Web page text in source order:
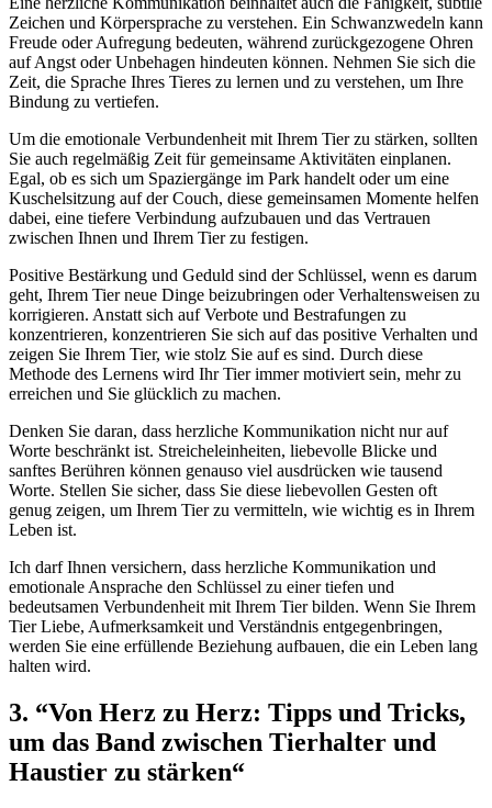
Zeichen und Körpersprache zu‌ verstehen. ​Ein⁢ Schwanzwedeln kann
Freude oder Aufregung bedeuten, während ⁣zurückgezogene Ohren
⁤auf ‌Angst oder ​Unbehagen hindeuten können. Nehmen Sie sich die
Zeit, die Sprache Ihres Tieres zu lernen und zu verstehen, um Ihre
Bindung zu‍ vertiefen.
Um‌ die emotionale Verbundenheit mit Ihrem Tier zu stärken, sollten
Sie auch regelmäßig Zeit für gemeinsame Aktivitäten einplanen.
‌Egal, ob es sich um Spaziergänge im ‍Park⁢ handelt oder um⁢ eine
Kuschelsitzung ⁣auf der Couch, ​diese gemeinsamen Momente helfen
dabei, eine tiefere Verbindung aufzubauen und das Vertrauen
zwischen Ihnen ⁢und ‌Ihrem Tier zu festigen.
Positive⁣ Bestärkung und Geduld sind der Schlüssel, wenn es darum
geht, Ihrem Tier neue Dinge beizubringen oder Verhaltensweisen zu⁤
korrigieren. Anstatt sich auf Verbote und Bestrafungen zu
konzentrieren, konzentrieren Sie sich auf das positive Verhalten und‍
zeigen Sie Ihrem‌ Tier, wie stolz Sie auf es sind. Durch diese
Methode‌ des‌ Lernens wird Ihr Tier immer motiviert sein, mehr⁣ zu⁢
erreichen und Sie ⁢glücklich zu machen.
Denken ‍Sie‌ daran, dass herzliche Kommunikation nicht nur auf
⁣Worte ‌beschränkt ist. Streicheleinheiten, liebevolle Blicke und
sanftes Berühren ⁢können ⁢genauso ‍viel ausdrücken wie tausend
⁢Worte.⁣ Stellen Sie ​sicher,⁣ dass Sie ‌diese liebevollen Gesten oft‍
genug zeigen, um Ihrem⁤ Tier zu vermitteln, wie wichtig es in Ihrem
Leben ist.
Ich ‍darf ​Ihnen versichern, dass herzliche Kommunikation‌ und
emotionale ⁤Ansprache den ⁢Schlüssel zu einer tiefen‍ und
‌bedeutsamen ⁣Verbundenheit mit Ihrem Tier ​bilden. Wenn Sie Ihrem
Tier Liebe, Aufmerksamkeit und‌ Verständnis entgegenbringen,
werden Sie eine⁣ erfüllende Beziehung aufbauen,‍ die ein Leben lang
halten wird.
3. ⁤“Von Herz‍ zu Herz: Tipps und‌ Tricks,
um das Band ‍zwischen Tierhalter ⁢und
Haustier zu stärken“